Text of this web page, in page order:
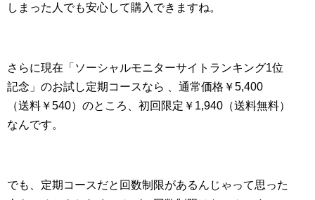
しまった人でも安心して購入できますね。
さらに現在「ソーシャルモニターサイトランキング1位
記念」のお試し定期コースなら 、通常価格￥5,400
（送料￥540）のところ、初回限定￥1,940（送料無料）
なんです。
でも、定期コースだと回数制限があるんじゃって思った